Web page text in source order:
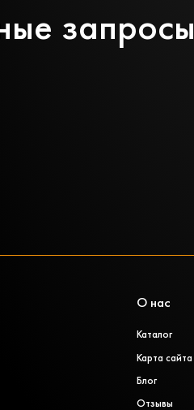
запросы
О нас
Каталог
Карта сайта
Блог
Отзывы